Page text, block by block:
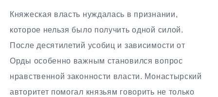
Княжеская власть нуждалась в признании,
которое нельзя было получить одной силой.
После десятилетий усобиц и зависимости от
Орды особенно важным становился вопрос
нравственной законности власти. Монастырский
авторитет помогал князьям говорить не только